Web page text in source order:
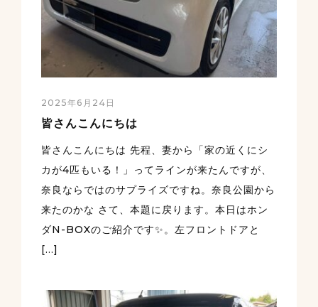
2025年6月24日
皆さんこんにちは
皆さんこんにちは 先程、妻から「家の近くにシ
カが4匹もいる！」ってラインが来たんですが、
奈良ならではのサプライズですね。奈良公園から
来たのかな さて、本題に戻ります。本日はホン
ダN-BOXのご紹介です✨。左フロントドアと
[…]